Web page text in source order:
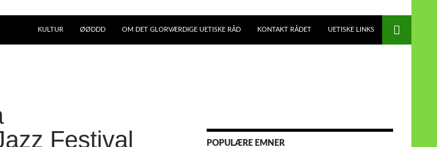
KULTUR ØØDDD OM DET GLORVÆRDIGE UETISKE RÅD KONTAKT RÅDET UETISKE LINKS
Festival
POPULÆRE EMNER